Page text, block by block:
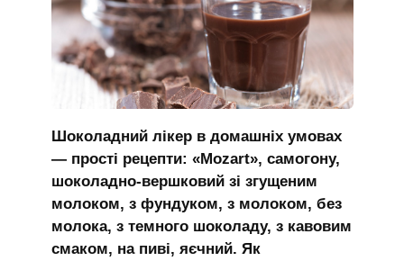
Шоколадний лікер в домашніх умовах
— прості рецепти: «Mozart», самогону,
шоколадно-вершковий зі згущеним
молоком, з фундуком, з молоком, без
молока, з темного шоколаду, з кавовим
смаком, на пиві, яєчний. Як